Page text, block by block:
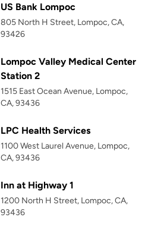
US Bank Lompoc
805 North H Street, Lompoc, CA,
93426
Lompoc Valley Medical Center
Station 2
1515 East Ocean Avenue, Lompoc,
CA, 93436
LPC Health Services
1100 West Laurel Avenue, Lompoc,
CA, 93436
Inn at Highway 1
1200 North H Street, Lompoc, CA,
93436